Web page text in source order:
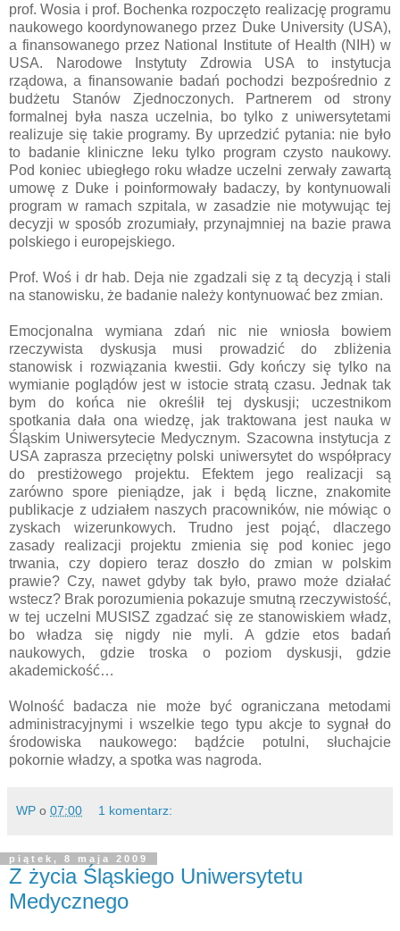
prof. Wosia i prof. Bochenka rozpoczęto realizację programu
naukowego koordynowanego przez Duke University (USA),
a finansowanego przez National Institute of Health (NIH) w
USA. Narodowe Instytuty Zdrowia USA to instytucja
rządowa, a finansowanie badań pochodzi bezpośrednio z
budżetu Stanów Zjednoczonych. Partnerem od strony
formalnej była nasza uczelnia, bo tylko z uniwersytetami
realizuje się takie programy. By uprzedzić pytania: nie było
to badanie kliniczne leku tylko program czysto naukowy.
Pod koniec ubiegłego roku władze uczelni zerwały zawartą
umowę z Duke i poinformowały badaczy, by kontynuowali
program w ramach szpitala, w zasadzie nie motywując tej
decyzji w sposób zrozumiały, przynajmniej na bazie prawa
polskiego i europejskiego.
Prof. Woś i dr hab. Deja nie zgadzali się z tą decyzją i stali
na stanowisku, że badanie należy kontynuować bez zmian.
Emocjonalna wymiana zdań nic nie wniosła bowiem
rzeczywista dyskusja musi prowadzić do zbliżenia
stanowisk i rozwiązania kwestii. Gdy kończy się tylko na
wymianie poglądów jest w istocie stratą czasu. Jednak tak
bym do końca nie określił tej dyskusji; uczestnikom
spotkania dała ona wiedzę, jak traktowana jest nauka w
Śląskim Uniwersytecie Medycznym. Szacowna instytucja z
USA zaprasza przeciętny polski uniwersytet do współpracy
do prestiżowego projektu. Efektem jego realizacji są
zarówno spore pieniądze, jak i będą liczne, znakomite
publikacje z udziałem naszych pracowników, nie mówiąc o
zyskach wizerunkowych. Trudno jest pojąć, dlaczego
zasady realizacji projektu zmienia się pod koniec jego
trwania, czy dopiero teraz doszło do zmian w polskim
prawie? Czy, nawet gdyby tak było, prawo może działać
wstecz? Brak porozumienia pokazuje smutną rzeczywistość,
w tej uczelni MUSISZ zgadzać się ze stanowiskiem władz,
bo władza się nigdy nie myli. A gdzie etos badań
naukowych, gdzie troska o poziom dyskusji, gdzie
akademickość…
Wolność badacza nie może być ograniczana metodami
administracyjnymi i wszelkie tego typu akcje to sygnał do
środowiska naukowego: bądźcie potulni, słuchajcie
pokornie władzy, a spotka was nagroda.
WP o 07:00 1 komentarz:
piątek, 8 maja 2009
Z życia Śląskiego Uniwersytetu
Medycznego